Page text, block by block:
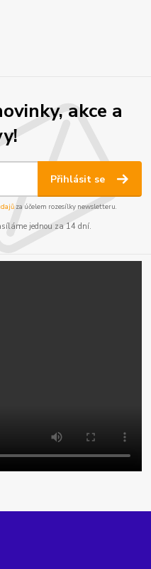
akce a
Přihlásit se
za účelem rozesílky newsletteru.
jednou za 14 dní.